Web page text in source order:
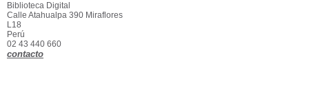
Biblioteca Digital
Calle Atahualpa 390 Miraflores
L18
Perú
02 43 440 660
contacto